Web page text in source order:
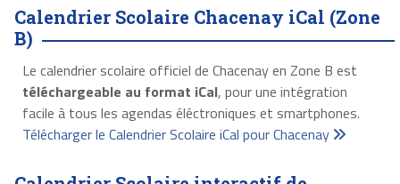
Calendrier Scolaire Chacenay iCal (Zone
B)
Le calendrier scolaire officiel de Chacenay en Zone B est
téléchargeable au format iCal, pour une intégration
facile à tous les agendas éléctroniques et smartphones.
Télécharger le Calendrier Scolaire iCal pour Chacenay